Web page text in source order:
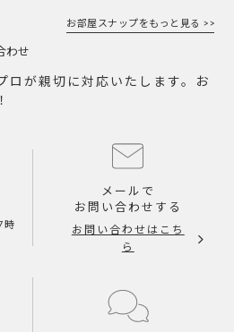
お部屋スナップをもっと見る >>
わせ
ロが親切に対応いたします。お
時
メールで
お問い合わせする
お問い合わせはこち
ら